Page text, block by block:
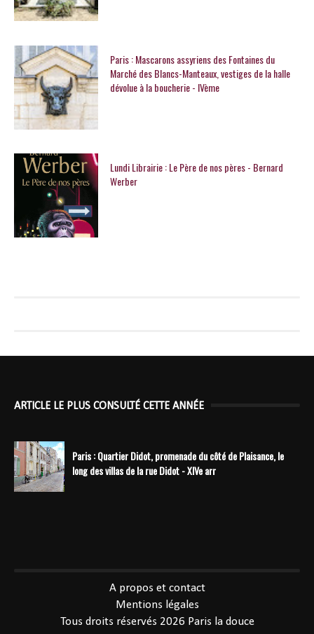
Paris : Mascarons assyriens des Fontaines du
Marché des Blancs-Manteaux, vestiges de la halle
dévolue à la boucherie - IVème
Lundi Librairie : Le Père de nos pères - Bernard
Werber
ARTICLE LE PLUS CONSULTÉ CETTE ANNÉE
Paris : Quartier Didot, promenade du côté de Plaisance, le
long des villas de la rue Didot - XIVe arr
A propos et contact
Mentions légales
Tous droits réservés 2026 Paris la douce